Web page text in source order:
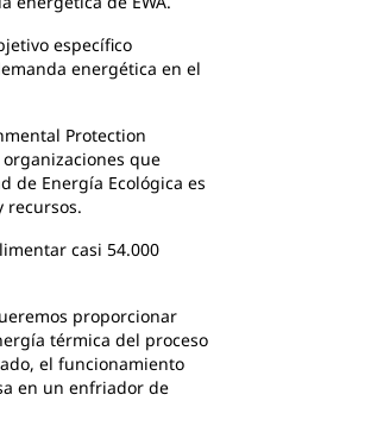
específico
energética en el
Protection
que
de Energía Ecológica es
recursos.
casi 54.000
proporcionar
térmica del proceso
el funcionamiento
en un enfriador de